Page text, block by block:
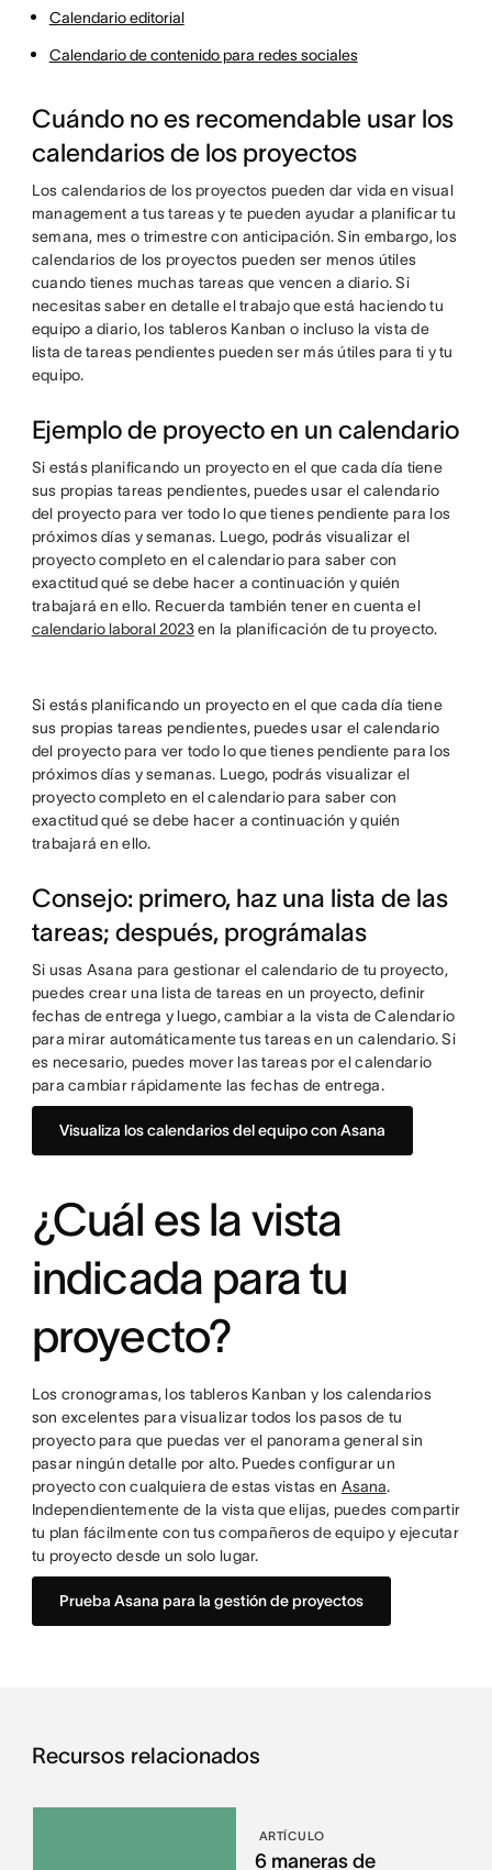
Calendario editorial
Calendario de contenido para redes sociales
Cuándo no es recomendable usar los
calendarios de los proyectos
Los calendarios de los proyectos pueden dar vida en visual
management a tus tareas y te pueden ayudar a planificar tu
semana, mes o trimestre con anticipación. Sin embargo, los
calendarios de los proyectos pueden ser menos útiles
cuando tienes muchas tareas que vencen a diario. Si
necesitas saber en detalle el trabajo que está haciendo tu
equipo a diario, los tableros Kanban o incluso la vista de
lista de tareas pendientes pueden ser más útiles para ti y tu
equipo.
Ejemplo de proyecto en un calendario
Si estás planificando un proyecto en el que cada día tiene
sus propias tareas pendientes, puedes usar el calendario
del proyecto para ver todo lo que tienes pendiente para los
próximos días y semanas. Luego, podrás visualizar el
proyecto completo en el calendario para saber con
exactitud qué se debe hacer a continuación y quién
trabajará en ello. Recuerda también tener en cuenta el
calendario laboral 2023en la planificación de tu proyecto.
Si estás planificando un proyecto en el que cada día tiene
sus propias tareas pendientes, puedes usar el calendario
del proyecto para ver todo lo que tienes pendiente para los
próximos días y semanas. Luego, podrás visualizar el
proyecto completo en el calendario para saber con
exactitud qué se debe hacer a continuación y quién
trabajará en ello.
Consejo: primero, haz una lista de las
tareas; después, prográmalas
Si usas Asana para gestionar el calendario de tu proyecto,
puedes crear una lista de tareas en un proyecto, definir
fechas de entrega y luego, cambiar a la vista de Calendario
para mirar automáticamente tus tareas en un calendario. Si
es necesario, puedes mover las tareas por el calendario
para cambiar rápidamente las fechas de entrega.
Visualiza los calendarios del equipo con Asana
¿Cuál es la vista
indicada para tu
proyecto?
Los cronogramas, los tableros Kanban y los calendarios
son excelentes para visualizar todos los pasos de tu
proyecto para que puedas ver el panorama general sin
pasar ningún detalle por alto. Puedes configurar un
proyecto con cualquiera de estas vistas en Asana.
Independientemente de la vista que elijas, puedes compartir
tu plan fácilmente con tus compañeros de equipo y ejecutar
tu proyecto desde un solo lugar.
Prueba Asana para la gestión de proyectos
Recursos relacionados
ARTÍCULO
6 maneras de